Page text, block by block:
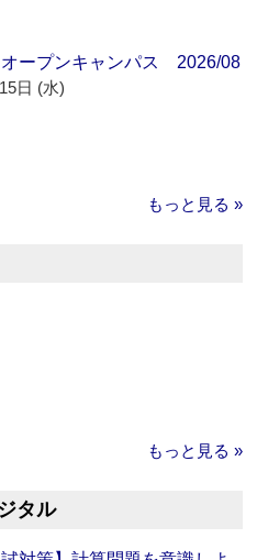
ープンキャンパス 2026/08
日 (水)
もっと見る »
もっと見る »
タル